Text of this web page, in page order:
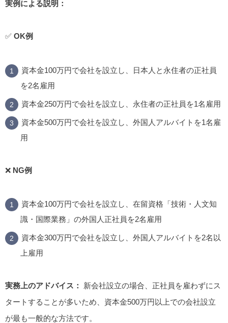
実例による説明：
✅ OK例
資本金100万円で会社を設立し、日本人と永住者の正社員
を2名雇用
資本金250万円で会社を設立し、永住者の正社員を1名雇用
資本金500万円で会社を設立し、外国人アルバイトを1名雇
用
❌ NG例
資本金100万円で会社を設立し、在留資格「技術・人文知
識・国際業務」の外国人正社員を2名雇用
資本金300万円で会社を設立し、外国人アルバイトを2名以
上雇用
実務上のアドバイス：
新会社設立の場合、正社員を雇わずにス
タートすることが多いため、資本金500万円以上での会社設立
が最も一般的な方法です。